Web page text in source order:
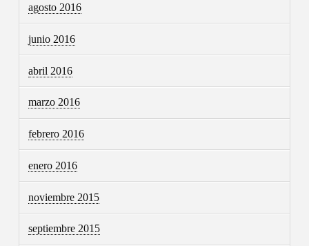
agosto 2016
junio 2016
abril 2016
marzo 2016
febrero 2016
enero 2016
noviembre 2015
septiembre 2015